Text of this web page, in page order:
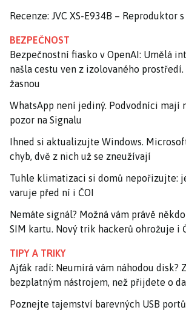
Recenze: JVC XS-E934B – Reproduktor
BEZPEČNOST
Bezpečnostní fiasko v OpenAI: Umělá
našla cestu ven z izolovaného
žasnou
WhatsApp není jediný. Podvodníci mají
pozor na Signalu
Ihned si aktualizujte Windows.
chyb, dvě z nich už se zneužívají
Tuhle klimatizaci si domů nepořizujte:
varuje před ní i ČOI
Nemáte signál? Možná vám právě
SIM kartu. Nový trik hackerů ohrožuje i
TIPY A TRIKY
Ajťák radí: Neumírá vám náhodou disk?
bezplatným nástrojem, než přijdete o
Poznejte tajemství barevných USB